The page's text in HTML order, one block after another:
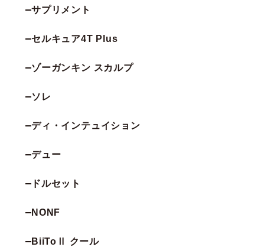
サプリメント
セルキュア4T Plus
ゾーガンキン スカルプ
ソレ
ディ・インテュイション
デュー
ドルセット
NONF
BiiToⅡ クール